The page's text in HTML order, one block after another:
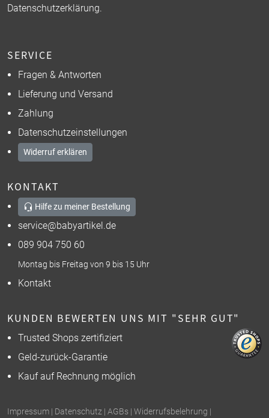
Datenschutzerklärung.
SERVICE
Fragen & Antworten
Lieferung und Versand
Zahlung
Datenschutzeinstellungen
Widerruf erklären
KONTAKT
Hilfe zu meiner Bestellung
service@babyartikel.de
089 904 750 60
Montag bis Freitag von 9 bis 15 Uhr
Kontakt
KUNDEN BEWERTEN UNS MIT "SEHR GUT"
Trusted Shops zertifiziert
Geld-zurück-Garantie
Kauf auf Rechnung möglich
Impressum | Datenschutz | AGBs | Widerrufsbelehrung |